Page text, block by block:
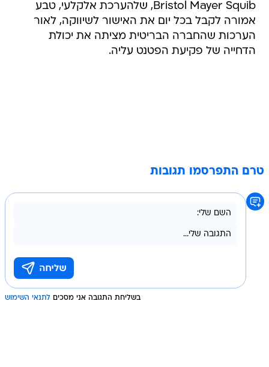
Bristol Mayer Squib, שלהערכת אלקלעי, טבע
אמורה לקבל בכל יום את האישור לשיווקה, לאור
הערכות שהחברה הבריטית מציתה את יכולת
הדחייה של פקיעת הפטנט עליה.
טרם התפרסמו תגובות
בשליחת התגובה אני מסכים לתנאי השימוש